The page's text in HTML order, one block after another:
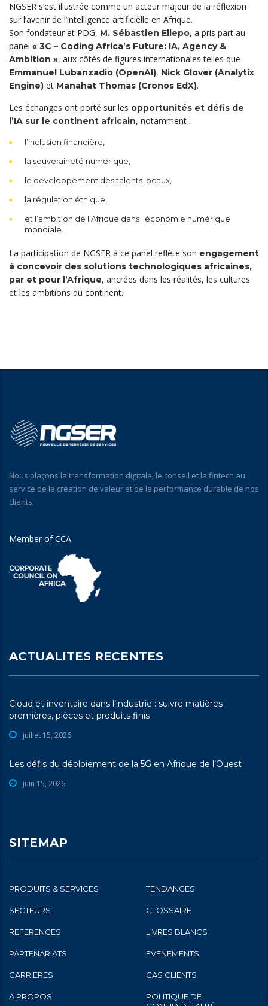
NGSER s’est illustrée comme un acteur majeur de la réflexion
sur l’avenir de l’intelligence artificielle en Afrique.
Son fondateur et PDG, M. Sébastien Ellepo, a pris part au
panel « 3C – Coding Africa’s Future: IA, Agency &
Ambition », aux côtés de figures internationales telles que
Emmanuel Lubanzadio (OpenAI), Nick Glover (Analytix
Engine) et Manahat Thomas (Cronos EdX).
Les échanges ont porté sur les opportunités et défis de
l’IA sur le continent africain, notamment :
l’inclusion financière,
la souveraineté numérique,
le développement des talents locaux,
la régulation éthique,
et l’ambition de l’Afrique dans l’économie numérique
mondiale.
La participation de NGSER à ce panel reflète son engagement
à concevoir des solutions technologiques africaines,
par et pour l’Afrique, ancrées dans les réalités, les cultures
et les ambitions du continent.
Nous plaçons la transformation digitale, le conseil et la fintech au
service de la création de valeur et de la performance durable de nos
clients.
Member of CCA
ACTUALITES RECENTES
Cloud et inventaire dans l’industrie : suivre matières
premières, pièces et produits finis
juillet 15, 2026
Les défis du déploiement de la 5G en Afrique de l’Ouest
juin 15, 2026
SITEMAP
PRODUITS & SERVICES TENDANCES
SECTEURS GLOSSAIRE
REFERENCES LIVRES BLANCS
PARTENARIATS EVENEMENTS
CARRIERES CAS CLIENTS
A PROPOS
POLITIQUE DE